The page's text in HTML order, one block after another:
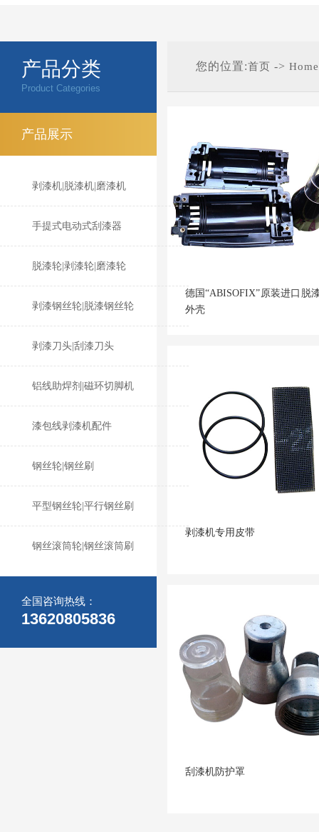
产品分类
Product Categories
产品展示
剥漆机|脱漆机|磨漆机
手提式电动式刮漆器
脱漆轮|剥漆轮|磨漆轮
剥漆钢丝轮|脱漆钢丝轮
剥漆刀头|刮漆刀头
铝线助焊剂|磁环切脚机
漆包线剥漆机配件
钢丝轮|钢丝刷
平型钢丝轮|平行钢丝刷
钢丝滚筒轮|钢丝滚筒刷
全国咨询热线：
13620805836
您的位置:首页 -> Home
德国“ABISOFIX”原装进口脱
外壳
剥漆机专用皮带
刮漆机防护罩